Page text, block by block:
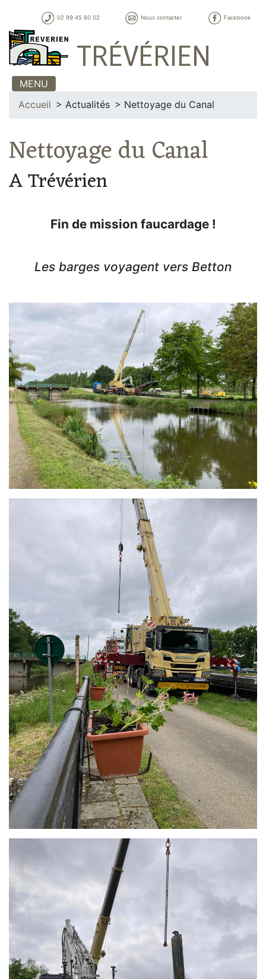
TRÉVÉRIEN
02 99 45 60 02 Nous contacter Facebook
MENU
Accueil
Actualités Nettoyage du Canal
Nettoyage du Canal
A Trévérien
Fin de mission faucardage !
Les barges voyagent vers Betton